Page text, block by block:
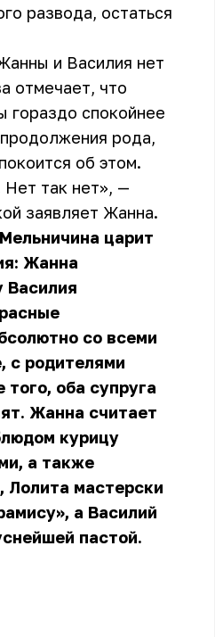
развода, остаться
и Василия нет
отмечает, что
гораздо спокойнее
рода,
об этом.
так нет», —
заявляет Жанна.
царит
Жанна
Василия
со всеми
с родителями
оба супруга
Жанна считает
курицу
а также
Лолита мастерски
а Василий
пастой.